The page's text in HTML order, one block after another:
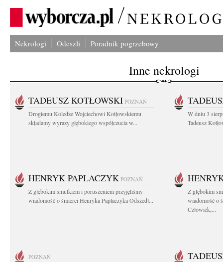
Nekrologi Odeszli Poradnik pogrzebowy
Inne nekrologi
TADEUSZ KOTŁOWSKI POZNAŃ
Drogiemu Koledze Wojciechowi Kotłowskiemu
składamy wyrazy głębokiego współczucia w...
W dniu 3
Tadeusz
HENRYK PAPLACZYK POZNAŃ
Z głębokim smutkiem i poruszeniem przyjęliśmy
wiadomość o śmierci Henryka Paplaczyka Odszedł...
Z głębokim
wiadomość o
Człowiek,...
POZNAŃ